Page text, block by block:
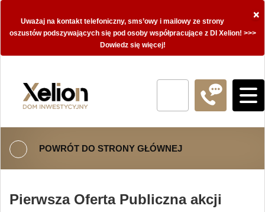
×
Uważaj na kontakt telefoniczny, sms’owy i mailowy ze strony
oszustów podszywających się pod osoby współpracujące z DI Xelion! >>>
Dowiedz się więcej!
POWRÓT DO STRONY GŁÓWNEJ
Pierwsza Oferta Publiczna akcji